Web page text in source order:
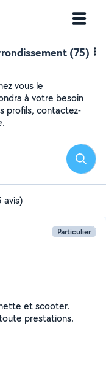
(75)
vous le
à votre besoin
profils, contactez-
avis)
Particulier
et scooter.
prestations.